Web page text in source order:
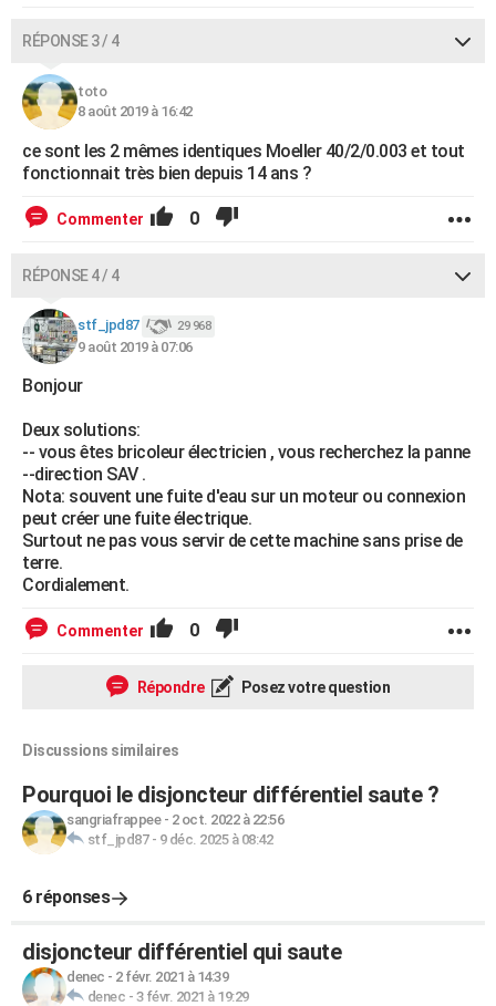
RÉPONSE 3 / 4
toto
8 août 2019 à 16:42
ce sont les 2 mêmes identiques Moeller 40/2/0.003 et tout
fonctionnait très bien depuis 14 ans ?
Commenter 0
RÉPONSE 4 / 4
stf_jpd87 29 968
9 août 2019 à 07:06
Bonjour
Deux solutions:
-- vous êtes bricoleur électricien , vous recherchez la panne
--direction SAV .
Nota: souvent une fuite d'eau sur un moteur ou connexion
peut créer une fuite électrique.
Surtout ne pas vous servir de cette machine sans prise de
terre.
Cordialement.
Commenter 0
Répondre Posez votre question
Discussions similaires
Pourquoi le disjoncteur différentiel saute ?
sangriafrappee- 2 oct. 2022 à 22:56
stf_jpd87- 9 déc. 2025 à 08:42
6 réponses
disjoncteur différentiel qui saute
denec - 2 févr. 2021 à 14:39
denec - 3 févr. 2021 à 19:29